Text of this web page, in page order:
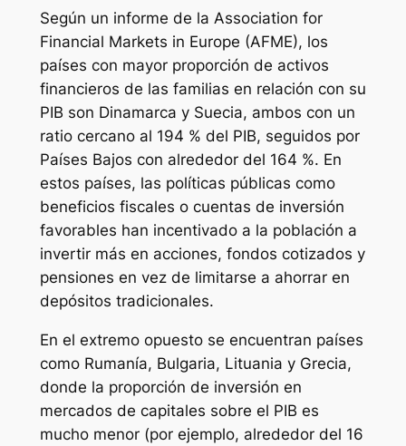
Según un informe de la Association for
Financial Markets in Europe (AFME), los
países con mayor proporción de activos
financieros de las familias en relación con su
PIB son Dinamarca y Suecia, ambos con un
ratio cercano al 194 % del PIB, seguidos por
Países Bajos con alrededor del 164 %. En
estos países, las políticas públicas como
beneficios fiscales o cuentas de inversión
favorables han incentivado a la población a
invertir más en acciones, fondos cotizados y
pensiones en vez de limitarse a ahorrar en
depósitos tradicionales.
En el extremo opuesto se encuentran países
como Rumanía, Bulgaria, Lituania y Grecia,
donde la proporción de inversión en
mercados de capitales sobre el PIB es
mucho menor (por ejemplo, alrededor del 16